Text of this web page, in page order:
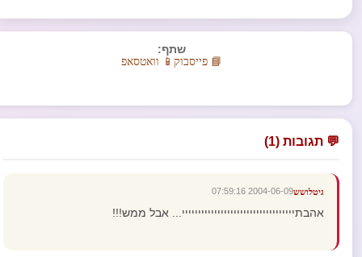
שתף:
📘 פייסבוק 📱 וואטסאפ
💬 תגובות (1)
גיטלושש2004-06-09 07:59:16
אהבתייייייייייייייייייייייייייייייייייי... אבל ממש!!!